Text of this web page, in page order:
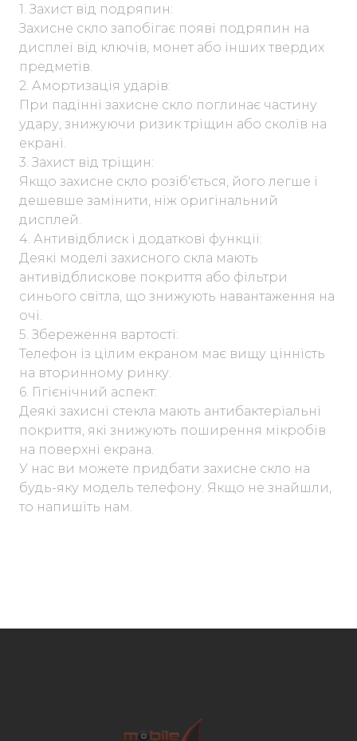
1. Захист від подряпин:
Захисне скло запобігає появі подряпин на
дисплеї від ключів, монет або інших твердих
предметів.
2. Амортизація ударів:
При падінні захисне скло поглинає частину
удару, знижуючи ризик тріщин або сколів на
екрані.
3. Захист від тріщин:
Якщо захисне скло розіб'ється, його легше і
дешевше замінити, ніж оригінальний
дисплей.
4. Антивідблиск і додаткові функції:
Деякі моделі захисного скла мають
антивідблискове покриття або фільтри
синього світла, що знижують навантаження на
очі.
5. Збереження вартості:
Телефон із цілим екраном має вищу цінність
на вторинному ринку.
6. Гігієнічний аспект:
Деякі захисні стекла мають антибактеріальні
покриття, які знижують поширення мікробів
на поверхні екрана.
У нас ви можете придбати захисне скло на
будь-яку модель телефону. Якщо не знайшли,
то напишіть нам.